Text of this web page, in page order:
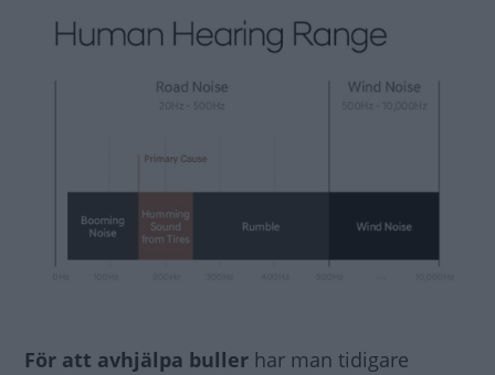
För att avhjälpa buller har man tidigare